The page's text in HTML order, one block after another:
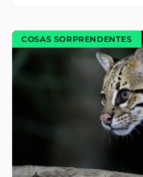
COSAS SORPRENDENTES